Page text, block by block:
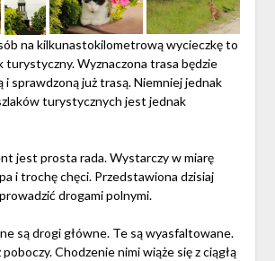
na kilkunastokilometrową wycieczkę to
turystyczny. Wyznaczona trasa będzie
i sprawdzoną już trasą. Niemniej jednak
turystycznych jest jednak
jest prosta rada. Wystarczy w miarę
i trochę chęci. Przedstawiona dzisiaj
drogami polnymi.
są drogi główne. Te są wyasfaltowane.
Chodzenie nimi wiąże się z ciągłą